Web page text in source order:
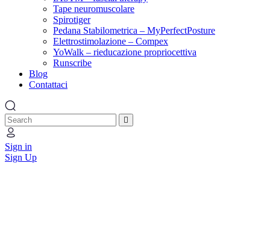
Tape neuromuscolare
Spirotiger
Pedana Stabilometrica – MyPerfectPosture
Elettrostimolazione – Compex
YoWalk – rieducazione propriocettiva
Runscribe
Blog
Contattaci
Sign in
Sign Up